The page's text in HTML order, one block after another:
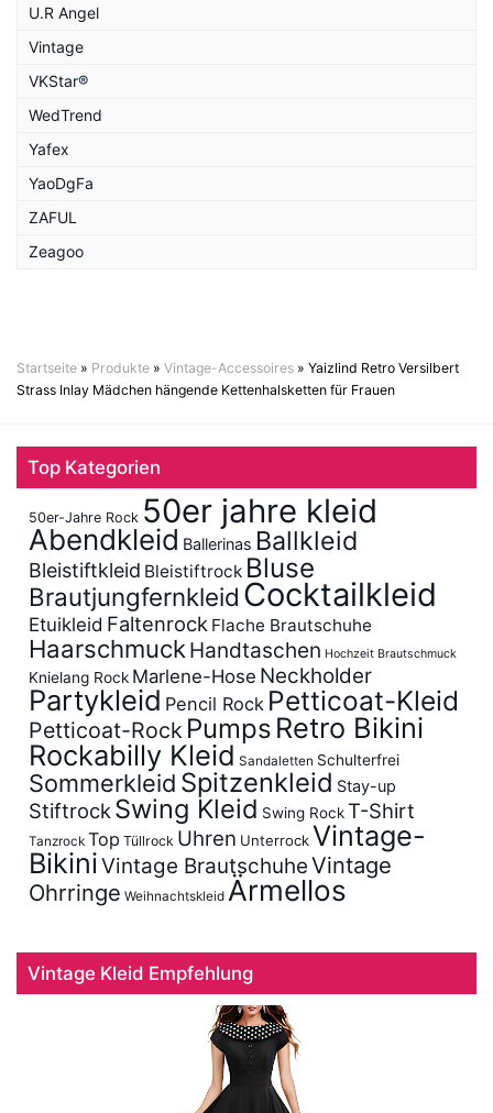
U.R Angel
Vintage
VKStar®
WedTrend
Yafex
YaoDgFa
ZAFUL
Zeagoo
Startseite » Produkte » Vintage-Accessoires » Yaizlind Retro Versilbert
Strass Inlay Mädchen hängende Kettenhalsketten für Frauen
Top Kategorien
50er-Jahre Rock 50er jahre kleid
Abendkleid Ballerinas Ballkleid
Bleistiftkleid Bleistiftrock Bluse
Brautjungfernkleid Cocktailkleid
Etuikleid Faltenrock Flache Brautschuhe
Haarschmuck Handtaschen Hochzeit Brautschmuck
Knielang Rock Marlene-Hose Neckholder
Partykleid Pencil Rock Petticoat-Kleid
Petticoat-Rock Pumps Retro Bikini
Rockabilly Kleid Sandaletten Schulterfrei
Sommerkleid Spitzenkleid Stay-up
Stiftrock Swing Kleid Swing RockT-Shirt
Tanzrock Top Tüllrock Uhren UnterrockVintage-
BikiniVintage BrautschuheVintage
Ohrringe Weihnachtskleid Ärmellos
Vintage Kleid Empfehlung